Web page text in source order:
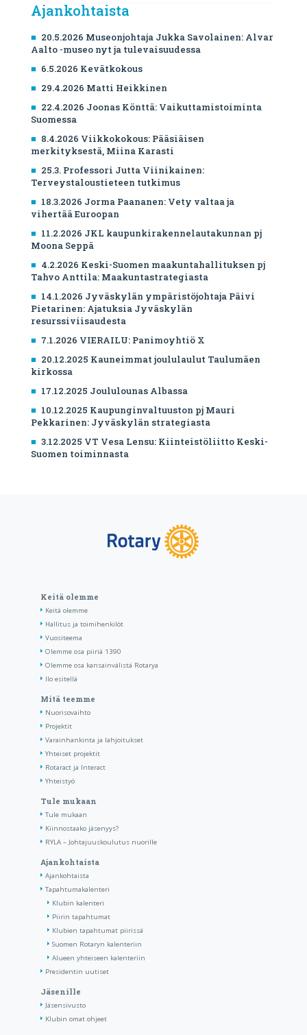
Ajankohtaista
20.5.2026 Museonjohtaja Jukka Savolainen: Alvar
Aalto -museo nyt ja tulevaisuudessa
6.5.2026 Kevätkokous
29.4.2026 Matti Heikkinen
22.4.2026 Joonas Könttä: Vaikuttamistoiminta
Suomessa
8.4.2026 Viikkokokous: Pääsiäisen
merkityksestä, Miina Karasti
25.3. Professori Jutta Viinikainen:
Terveystaloustieteen tutkimus
18.3.2026 Jorma Paananen: Vety valtaa ja
vihertää Euroopan
11.2.2026 JKL kaupunkirakennelautakunnan pj
Moona Seppä
4.2.2026 Keski-Suomen maakuntahallituksen pj
Tahvo Anttila: Maakuntastrategiasta
14.1.2026 Jyväskylän ympäristöjohtaja Päivi
Pietarinen: Ajatuksia Jyväskylän
resurssiviisaudesta
7.1.2026 VIERAILU: Panimoyhtiö X
20.12.2025 Kauneimmat joululaulut Taulumäen
kirkossa
17.12.2025 Joululounas Albassa
10.12.2025 Kaupunginvaltuuston pj Mauri
Pekkarinen: Jyväskylän strategiasta
3.12.2025 VT Vesa Lensu: Kiinteistöliitto Keski-
Suomen toiminnasta
Keitä olemme
Keitä olemme
Hallitus ja toimihenkilöt
Vuositeema
Olemme osa piiriä 1390
Olemme osa kansainvälistä Rotarya
Ilo esitellä
Mitä teemme
Nuorisovaihto
Projektit
Varainhankinta ja lahjoitukset
Yhteiset projektit
Rotaract ja Interact
Yhteistyö
Tule mukaan
Tule mukaan
Kiinnostaako jäsenyys?
RYLA – Johtajuuskoulutus nuorille
Ajankohtaista
Ajankohtaista
Tapahtumakalenteri
Klubin kalenteri
Piirin tapahtumat
Klubien tapahtumat piirissä
Suomen Rotaryn kalenteriin
Alueen yhteiseen kalenteriin
Presidentin uutiset
Jäsenille
Jäsensivusto
Klubin omat ohjeet